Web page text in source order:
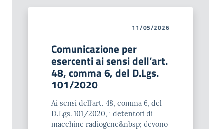
11/05/2026
Comunicazione per
esercenti ai sensi dell’art.
48, comma 6, del D.Lgs.
101/2020
Ai sensi dell’art. 48, comma 6, del
D.Lgs. 101/2020, i detentori di
macchine radiogene&nbsp; devono